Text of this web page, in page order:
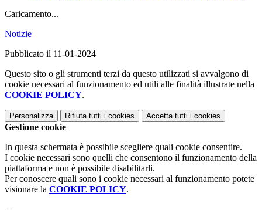
Caricamento...
Notizie
Pubblicato il 11-01-2024
Questo sito o gli strumenti terzi da questo utilizzati si avvalgono di
cookie necessari al funzionamento ed utili alle finalità illustrate nella
COOKIE POLICY.
Personalizza Rifiuta tutti i cookies Accetta tutti i cookies
Gestione cookie
In questa schermata è possibile scegliere quali cookie consentire.
I cookie necessari sono quelli che consentono il funzionamento della
piattaforma e non è possibile disabilitarli.
Per conoscere quali sono i cookie necessari al funzionamento potete
visionare la COOKIE POLICY.